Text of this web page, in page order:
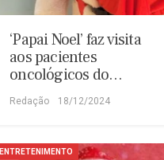
‘Papai Noel’ faz visita
aos pacientes
oncológicos do…
Redação 18/12/2024
ENTRETENIMENTO